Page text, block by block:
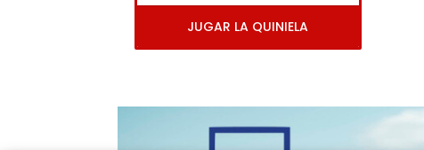
JUGAR LA QUINIELA